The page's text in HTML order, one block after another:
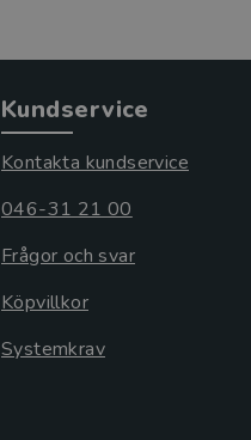
Kundservice
Kontakta kundservice
046-31 21 00
Frågor och svar
Köpvillkor
Systemkrav